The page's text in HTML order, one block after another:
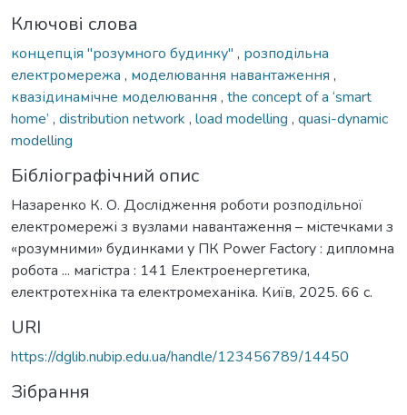
Ключові слова
концепція "розумного будинку" , розподільна
електромережа , моделювання навантаження ,
квазідинамічне моделювання , the concept of a ‘smart
home’ , distribution network , load modelling , quasi-dynamic
modelling
Бібліографічний опис
Назаренко К. О. Дослідження роботи розподільної
електромережі з вузлами навантаження – містечками з
«розумними» будинками у ПК Power Factory : дипломна
робота ... магістра : 141 Електроенергетика,
електротехніка та електромеханіка. Київ, 2025. 66 с.
URI
https://dglib.nubip.edu.ua/handle/123456789/14450
Зібрання